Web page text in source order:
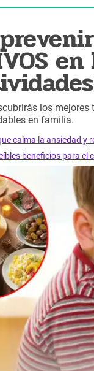
los
en familia.
calma la ansiedad y
beneficios para